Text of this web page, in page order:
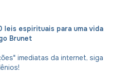
leis espirituais para uma vida
Brunet
imediatas da internet, siga